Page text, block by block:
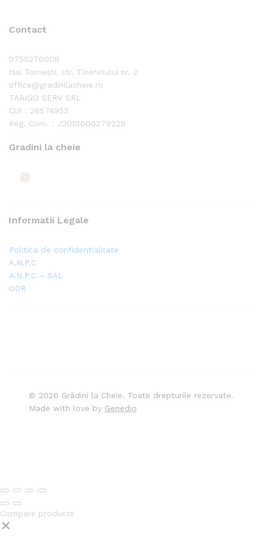
Contact
0755276008
Iasi Tomești, str. Tineretului nr. 2.
office@gradinilacheie.ro
TARIGO SERV SRL
CUI : 26574953
Reg. Com. : J2010000279229
Gradini la cheie
Informatii Legale
Politica de confidentialitate
A.N.P.C
A.N.P.C – SAL
ODR
© 2026 Grădini la Cheie. Toate drepturile rezervate.
Made with love by Genedio
Compare products